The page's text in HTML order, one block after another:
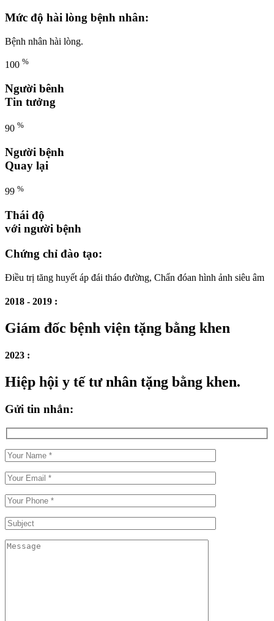
Mức độ hài lòng bệnh nhân:
Bệnh nhân hài lòng.
100 %
Người bênh
Tin tưởng
90 %
Người bệnh
Quay lại
99 %
Thái độ
với người bệnh
Chứng chỉ đào tạo:
Điều trị tăng huyết áp đái tháo đường, Chẩn đóan hình ảnh siêu âm
2018 - 2019 :
Giám đốc bệnh viện tặng bằng khen
2023 :
Hiệp hội y tế tư nhân tặng bằng khen.
Gửi tin nhắn: